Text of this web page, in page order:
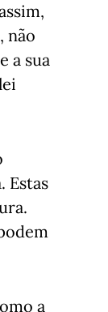
não
a sua
Estas
a